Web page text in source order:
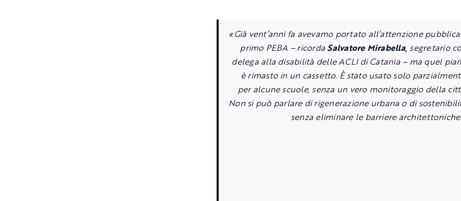
«Già vent’anni fa avevamo portato all’attenzione
primo PEBA –ricorda Salvatore Mirabella, segretario
delega alla disabilità delle ACLI di Catania– ma quel
è rimasto in un cassetto. È stato usato solo
per alcune scuole, senza un vero monitoraggio della
Non si può parlare di rigenerazione urbana o di
senza eliminare le barriere